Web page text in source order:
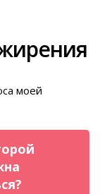
моей